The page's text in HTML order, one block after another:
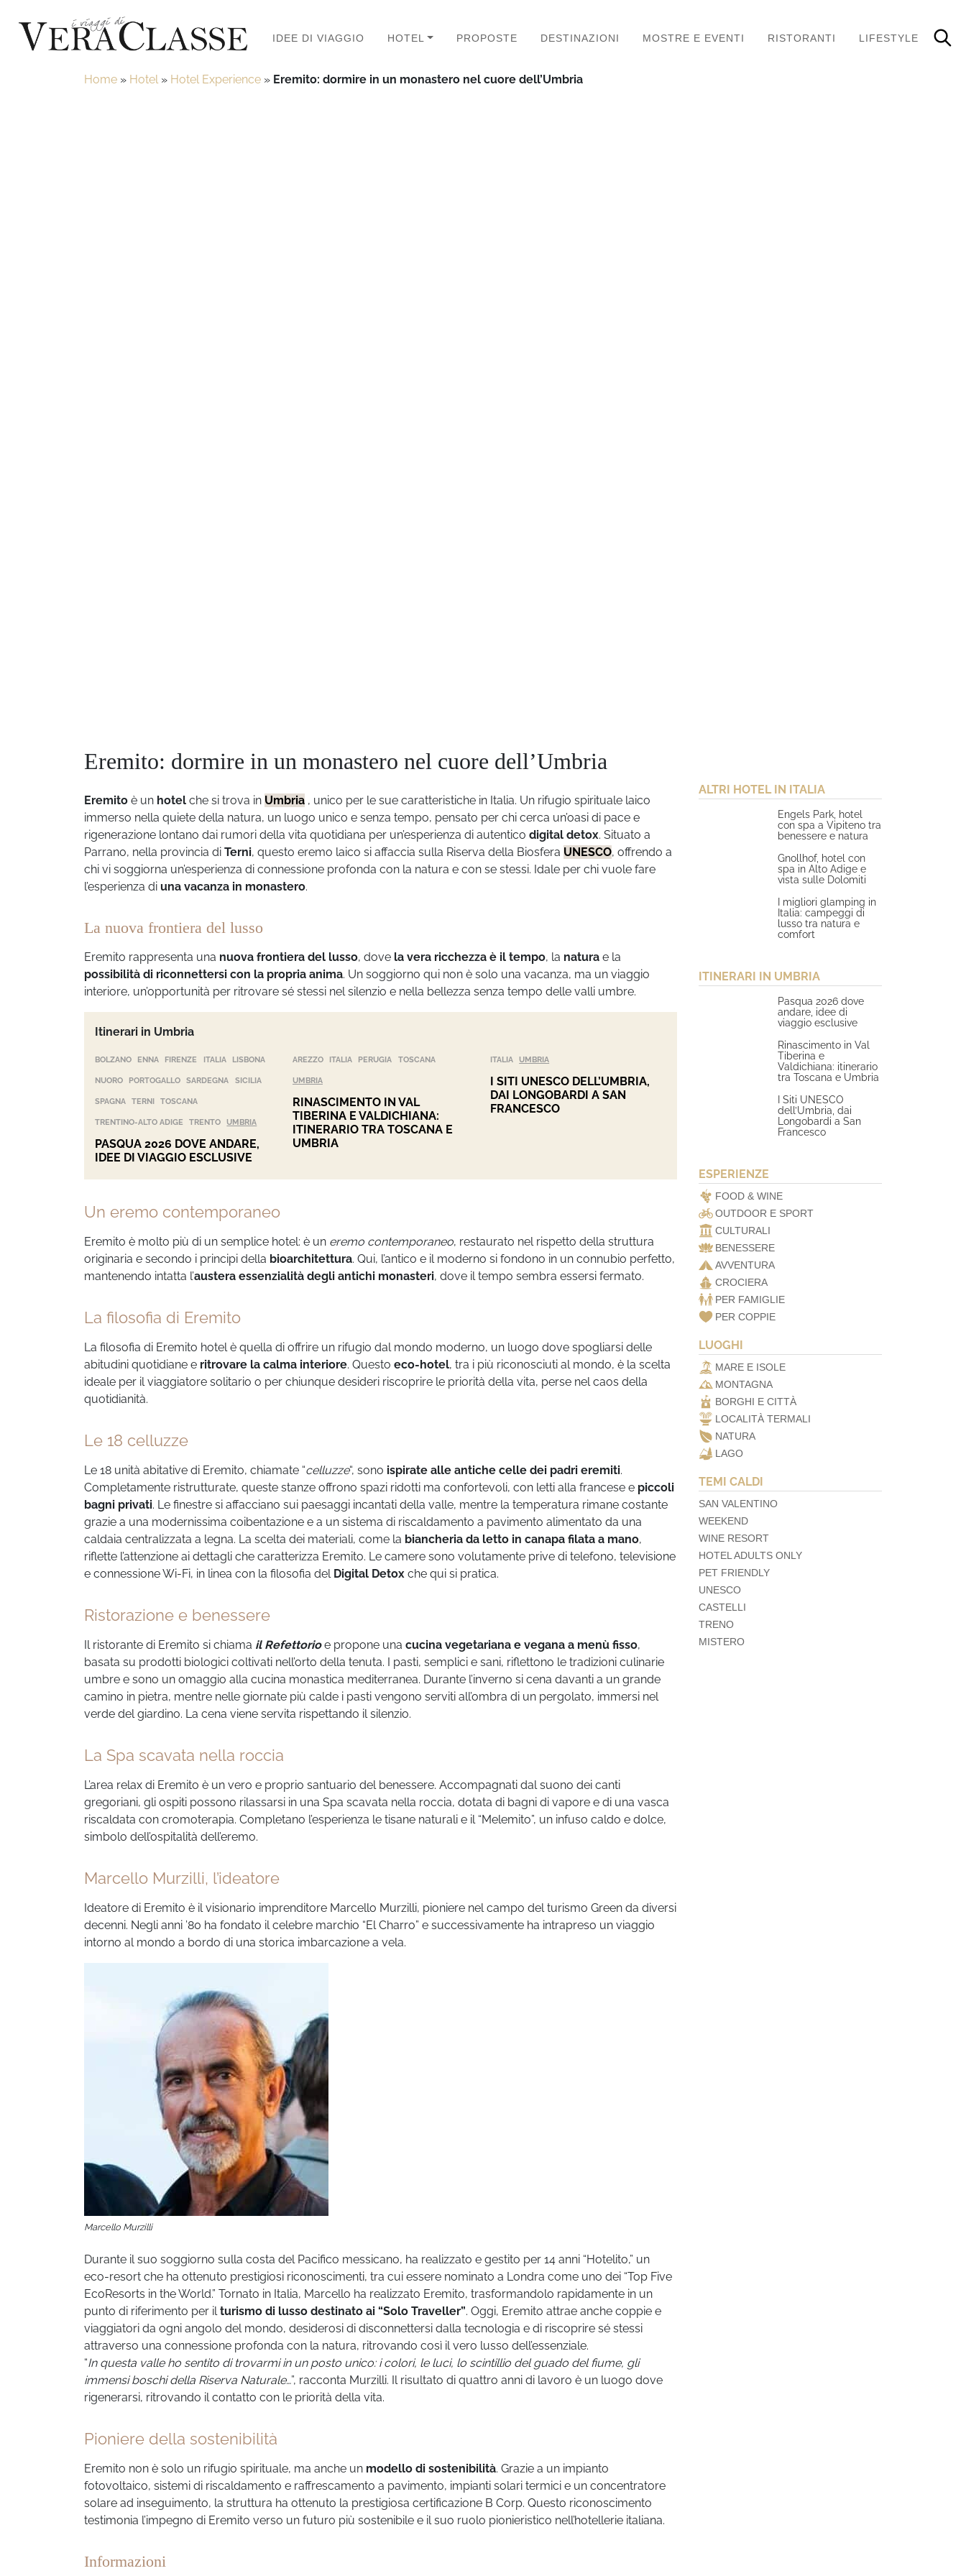
IDEE DI VIAGGIO HOTEL PROPOSTE DESTINAZIONI MOSTRE E EVENTI RISTORANTI LIFESTYLE
Home » Hotel» Hotel Experience » Eremito: dormire in un monastero nel cuore dell’Umbria
Eremito: dormire in un monastero nel cuore dell’Umbria
Eremito è un hotel che si trova in Umbria , unico per le sue caratteristiche in Italia. Un rifugio spirituale laico
immerso nella quiete della natura, un luogo unico e senza tempo, pensato per chi cerca un’oasi di pace e
rigenerazione lontano dai rumori della vita quotidiana per un’esperienza di autentico digital detox. Situato a
Parrano, nella provincia di Terni, questo eremo laico si affaccia sulla Riserva della Biosfera UNESCO, offrendo a
chi vi soggiorna un’esperienza di connessione profonda con la natura e con se stessi. Idale per chi vuole fare
l’esperienza di una vacanza in monastero.
La nuova frontiera del lusso
Eremito rappresenta una nuova frontiera del lusso, dove la vera ricchezza è il tempo, la natura e la
possibilità di riconnettersi con la propria anima. Un soggiorno qui non è solo una vacanza, ma un viaggio
interiore, un’opportunità per ritrovare sé stessi nel silenzio e nella bellezza senza tempo delle valli umbre.
Itinerari in Umbria
BOLZANO ENNA FIRENZE ITALIA LISBONA
NUORO PORTOGALLO SARDEGNA SICILIA
SPAGNA TERNI TOSCANA
TRENTINO-ALTO ADIGE TRENTO UMBRIA
PASQUA 2026 DOVE ANDARE,
IDEE DI VIAGGIO ESCLUSIVE
AREZZO ITALIA PERUGIA TOSCANA
UMBRIA
RINASCIMENTO IN VAL
TIBERINA E VALDICHIANA:
ITINERARIO TRA TOSCANA E
UMBRIA
ITALIA UMBRIA
I SITI UNESCO DELL’UMBRIA,
DAI LONGOBARDI A SAN
FRANCESCO
Un eremo contemporaneo
Eremito è molto più di un semplice hotel: è un eremo contemporaneo, restaurato nel rispetto della struttura
originaria e secondo i principi della bioarchitettura. Qui, l’antico e il moderno si fondono in un connubio perfetto,
mantenendo intatta l’austera essenzialità degli antichi monasteri, dove il tempo sembra essersi fermato.
La filosofia di Eremito
La filosofia di Eremito hotel è quella di offrire un rifugio dal mondo moderno, un luogo dove spogliarsi delle
abitudini quotidiane e ritrovare la calma interiore. Questo eco-hotel, tra i più riconosciuti al mondo, è la scelta
ideale per il viaggiatore solitario o per chiunque desideri riscoprire le priorità della vita, perse nel caos della
quotidianità.
Le 18 celluzze
Le 18 unità abitative di Eremito, chiamate “celluzze“, sono ispirate alle antiche celle dei padri eremiti.
Completamente ristrutturate, queste stanze offrono spazi ridotti ma confortevoli, con letti alla francese e piccoli
bagni privati. Le finestre si affacciano sui paesaggi incantati della valle, mentre la temperatura rimane costante
grazie a una modernissima coibentazione e a un sistema di riscaldamento a pavimento alimentato da una
caldaia centralizzata a legna. La scelta dei materiali, come la biancheria da letto in canapa filata a mano,
riflette l’attenzione ai dettagli che caratterizza Eremito. Le camere sono volutamente prive di telefono, televisione
e connessione Wi-Fi, in linea con la filosofia del Digital Detox che qui si pratica.
Ristorazione e benessere
Il ristorante di Eremito si chiama il Refettorioe propone una cucina vegetariana e vegana a menù fisso,
basata su prodotti biologici coltivati nell’orto della tenuta. I pasti, semplici e sani, riflettono le tradizioni culinarie
umbre e sono un omaggio alla cucina monastica mediterranea. Durante l’inverno si cena davanti a un grande
camino in pietra, mentre nelle giornate più calde i pasti vengono serviti all’ombra di un pergolato, immersi nel
verde del giardino. La cena viene servita rispettando il silenzio.
La Spa scavata nella roccia
L’area relax di Eremito è un vero e proprio santuario del benessere. Accompagnati dal suono dei canti
gregoriani, gli ospiti possono rilassarsi in una Spa scavata nella roccia, dotata di bagni di vapore e di una vasca
riscaldata con cromoterapia. Completano l’esperienza le tisane naturali e il “Melemito”, un infuso caldo e dolce,
simbolo dell’ospitalità dell’eremo.
Marcello Murzilli, l’ideatore
Ideatore di Eremito è il visionario imprenditore Marcello Murzilli, pioniere nel campo del turismo Green da diversi
decenni. Negli anni ’80 ha fondato il celebre marchio “El Charro” e successivamente ha intrapreso un viaggio
intorno al mondo a bordo di una storica imbarcazione a vela.
Marcello Murzilli
Durante il suo soggiorno sulla costa del Pacifico messicano, ha realizzato e gestito per 14 anni “Hotelito,” un
eco-resort che ha ottenuto prestigiosi riconoscimenti, tra cui essere nominato a Londra come uno dei “Top Five
EcoResorts in the World.” Tornato in Italia, Marcello ha realizzato Eremito, trasformandolo rapidamente in un
punto di riferimento per ilturismo di lusso destinato ai “Solo Traveller”. Oggi, Eremito attrae anche coppie e
viaggiatori da ogni angolo del mondo, desiderosi di disconnettersi dalla tecnologia e di riscoprire sé stessi
attraverso una connessione profonda con la natura, ritrovando così il vero lusso dell’essenziale.
“In questa valle ho sentito di trovarmi in un posto unico: i colori, le luci, lo scintillio del guado del fiume, gli
immensi boschi della Riserva Naturale…”, racconta Murzilli. Il risultato di quattro anni di lavoro è un luogo dove
rigenerarsi, ritrovando il contatto con le priorità della vita.
Pioniere della sostenibilità
Eremito non è solo un rifugio spirituale, ma anche un modello di sostenibilità. Grazie a un impianto
fotovoltaico, sistemi di riscaldamento e raffrescamento a pavimento, impianti solari termici e un concentratore
solare ad inseguimento, la struttura ha ottenuto la prestigiosa certificazione B Corp. Questo riconoscimento
testimonia l’impegno di Eremito verso un futuro più sostenibile e il suo ruolo pionieristico nell’hotellerie italiana.
Informazioni
ALTRI HOTEL IN ITALIA
Engels Park, hotel
con spa a Vipiteno tra
benessere e natura
Gnollhof, hotel con
spa in Alto Adige e
vista sulle Dolomiti
I migliori glamping in
Italia: campeggi di
lusso tra natura e
comfort
ITINERARI IN UMBRIA
Pasqua 2026 dove
andare, idee di
viaggio esclusive
Rinascimento in Val
Tiberina e
Valdichiana: itinerario
tra Toscana e Umbria
I Siti UNESCO
dell’Umbria, dai
Longobardi a San
Francesco
ESPERIENZE
FOOD & WINE
OUTDOOR E SPORT
CULTURALI
BENESSERE
AVVENTURA
CROCIERA
PER FAMIGLIE
PER COPPIE
LUOGHI
MARE E ISOLE
MONTAGNA
BORGHI E CITTÀ
LOCALITÀ TERMALI
NATURA
LAGO
TEMI CALDI
SAN VALENTINO
WEEKEND
WINE RESORT
HOTEL ADULTS ONLY
PET FRIENDLY
UNESCO
CASTELLI
TRENO
MISTERO